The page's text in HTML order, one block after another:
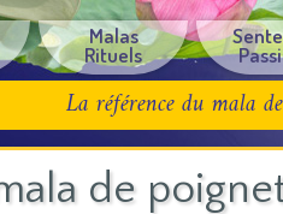
Malas
Rituels
La référence du mala
de